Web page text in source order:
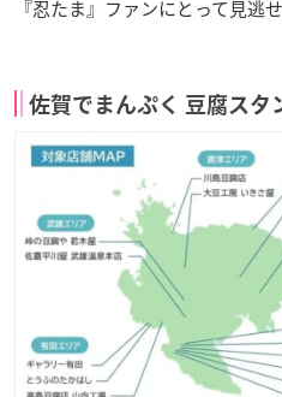
『忍たま』ファンにとって見逃
佐賀でまんぷく 豆腐スタ